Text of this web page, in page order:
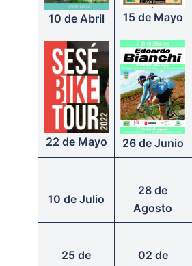
10 de Abril 15 de Mayo
22 de Mayo 26 de Junio
10 de Julio
28 de
Agosto
25 de 02 de